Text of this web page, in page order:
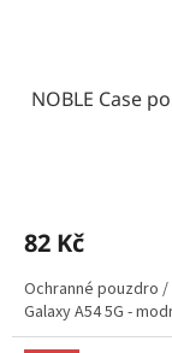
NOBLE Case
82 Kč
Ochranné pouzdro /
Galaxy A54 5G -